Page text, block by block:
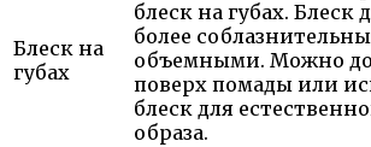
Блеск на
губах
блеск на губах. Блеск
более
объемными. Можно
поверх помады или
блеск для
образа.